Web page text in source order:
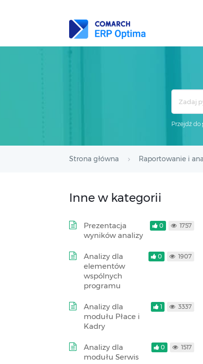
Przejdź do
Strona główna Raportowanie i
Inne w kategorii
Prezentacja
wyników analizy
0 1757
Analizy dla
elementów
wspólnych
programu
0 1907
Analizy dla
modułu Płace i
Kadry
1 3337
Analizy dla
modułu Serwis
0 1517